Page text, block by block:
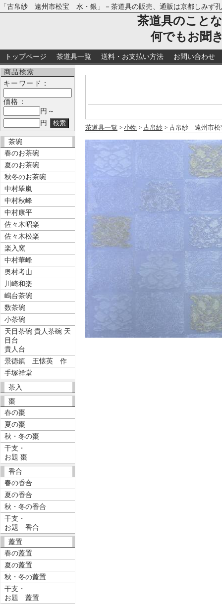
「古帛紗 遠州市松宝 水・銀」－茶道具の販売、通販は京都しみず
茶道具のこと
何でもお聞
トップページ 茶道具一覧 送料・お支払い方法 お問い合わせ
商品検索
キーワード：
価格：
円～
円
茶碗
春のお茶碗
夏のお茶碗
秋冬のお茶碗
中村翠嵐
中村秋峰
中村康平
佐々木昭楽
佐々木松楽
楽入窯
中村華峰
奥村考山
川崎和楽
嶋台茶碗
数茶碗
小茶碗
天目茶碗 貴人茶碗 天
目台
貴人台
景徳鎮 王懐英 作
手塚祥堂
茶入
棗
春の棗
夏の棗
秋・冬の棗
干支・
お題 棗
香合
春の香合
夏の香合
秋・冬の香合
干支・
お題 香合
蓋置
春の蓋置
夏の蓋置
秋・冬の蓋置
干支・
お題 蓋置
茶道具一覧 > 小物 > 古帛紗 > 古帛紗 遠州市